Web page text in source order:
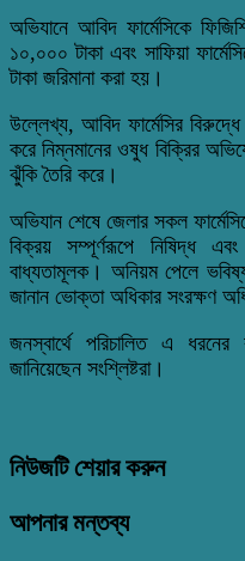
অভিযানে আবিদ ফার্মেসিকে
১০,০০০ টাকা এবং সাফিয়া
টাকা জরিমানা করা হয়।
উল্লেখ্য, আবিদ ফার্মেসির
করে নিম্নমানের ওষুধ বিক্রির
ঝুঁকি তৈরি করে।
অভিযান শেষে জেলার সকল
বিক্রয় সম্পূর্ণরূপে নিষিদ্ধ এবং
বাধ্যতামূলক। অনিয়ম পেলে
জানান ভোক্তা অধিকার সংরক্ষণ
জনস্বার্থে পরিচালিত এ
জানিয়েছেন সংশ্লিষ্টরা।
নিউজটি শেয়ার করুন
আপনার মন্তব্য